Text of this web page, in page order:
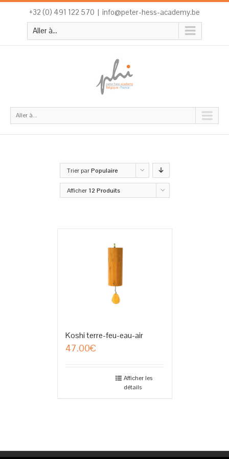
+32 (0) 491 122 570 | info@peter-hess-academy.be
Aller à...
Aller à...
Trier parPopulaire
Afficher 12 Produits
Koshi terre-feu-eau-air
47.00€
Afficher les
détails